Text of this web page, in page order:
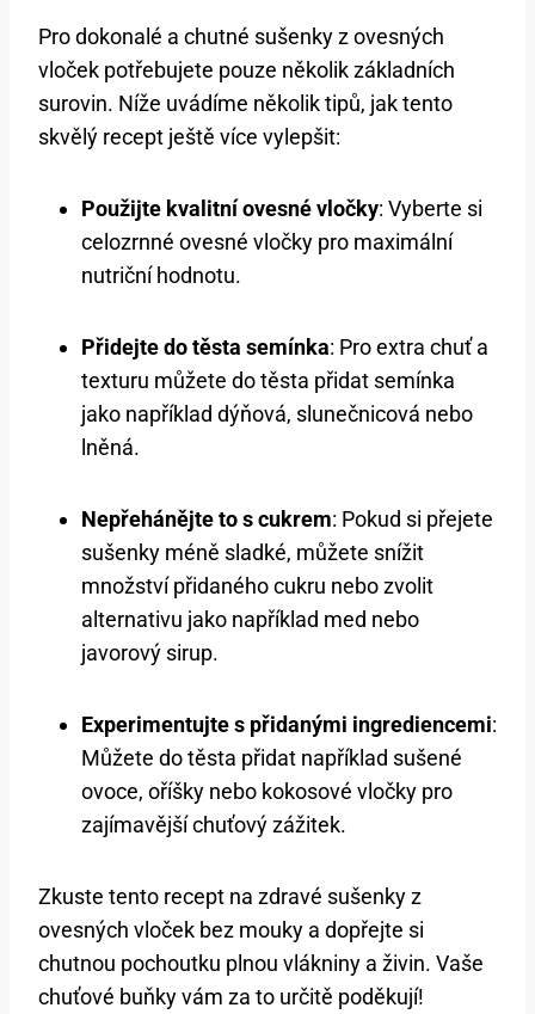
Pro dokonalé a chutné sušenky z ovesných
vloček potřebujete pouze několik základních
surovin. Níže uvádíme několik tipů, jak tento
skvělý recept ještě více vylepšit:
Použijte kvalitní ovesné vločky: Vyberte si
celozrnné ovesné vločky pro maximální
nutriční hodnotu.
Přidejte do těsta semínka: Pro extra chuť a
texturu můžete do těsta přidat semínka
jako například dýňová, slunečnicová nebo
lněná.
Nepřehánějte to s cukrem: Pokud si přejete
sušenky méně sladké, můžete snížit
množství přidaného cukru nebo zvolit
alternativu jako například med nebo
javorový sirup.
Experimentujte s přidanými ingrediencemi:
Můžete do těsta přidat například sušené
ovoce, oříšky nebo kokosové vločky pro
zajímavější chuťový zážitek.
Zkuste tento recept na zdravé sušenky z
ovesných vloček bez mouky a dopřejte si
chutnou pochoutku plnou vlákniny a živin. Vaše
chuťové buňky vám za to určitě poděkují!